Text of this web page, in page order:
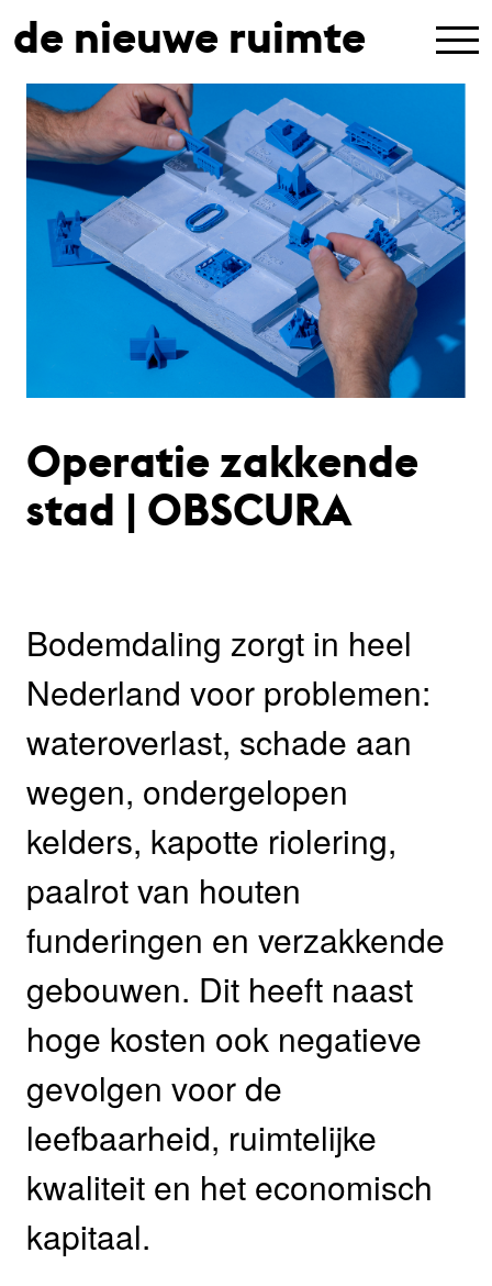
de nieuwe ruimte
Operatie zakkende
stad | OBSCURA
Bodemdaling zorgt in heel
Nederland voor problemen:
wateroverlast, schade aan
wegen, ondergelopen
kelders, kapotte riolering,
paalrot van houten
funderingen en verzakkende
gebouwen. Dit heeft naast
hoge kosten ook negatieve
gevolgen voor de
leefbaarheid, ruimtelijke
kwaliteit en het economisch
kapitaal.